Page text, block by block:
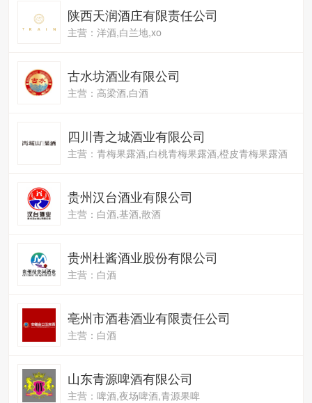
陕西天润酒庄有限责任公司
主营：洋酒,白兰地,xo
古水坊酒业有限公司
主营：高梁酒,白酒
四川青之城酒业有限公司
主营：青梅果露酒,白桃青梅果露酒,橙皮青梅果露酒
贵州汉台酒业有限公司
主营：白酒,基酒,散酒
贵州杜酱酒业股份有限公司
主营：白酒
亳州市酒巷酒业有限责任公司
主营：白酒
山东青源啤酒有限公司
主营：啤酒,夜场啤酒,青源果啤